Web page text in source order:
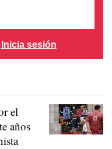
Inicia sesión
el
años